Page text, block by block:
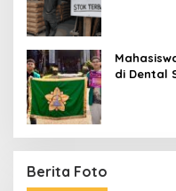
di Dental
Berita Foto